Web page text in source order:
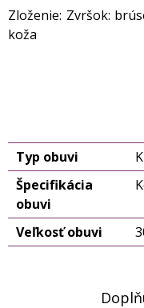
Zloženie: Zvršok:
koža
Typ obuvi
Špecifikácia
obuvi
Veľkosť obuvi